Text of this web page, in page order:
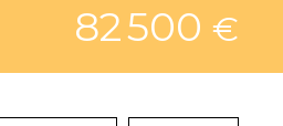
82 500 €